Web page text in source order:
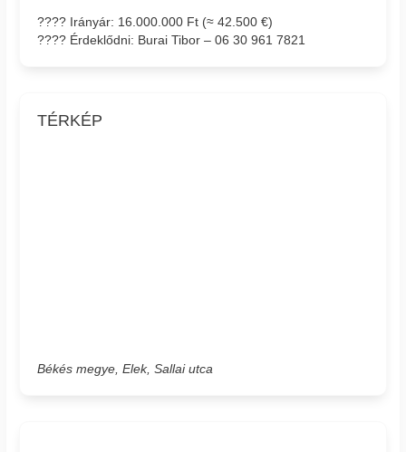
???? Irányár: 16.000.000 Ft (≈ 42.500 €)
???? Érdeklődni: Burai Tibor – 06 30 961 7821
TÉRKÉP
Békés megye, Elek, Sallai utca